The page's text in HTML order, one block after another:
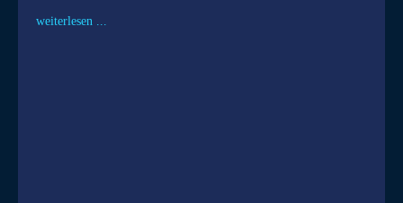
weiterlesen ...